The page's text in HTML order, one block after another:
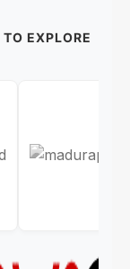
EXPLORE